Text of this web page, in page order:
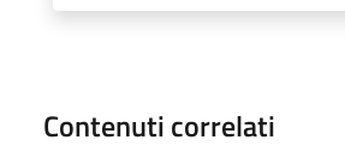
Contenuti correlati